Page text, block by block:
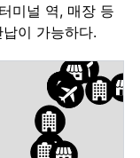
미널 역, 매장 등
이 가능하다.